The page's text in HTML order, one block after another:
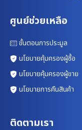
ศูนย์ช่วยเหลือ
ขั้นตอนการประมูล
นโยบายคุ้มครองผู้ซื้อ
นโยบายคุ้มครองผู้ขาย
นโยบายการคืนสินค้า
ติดตามเรา